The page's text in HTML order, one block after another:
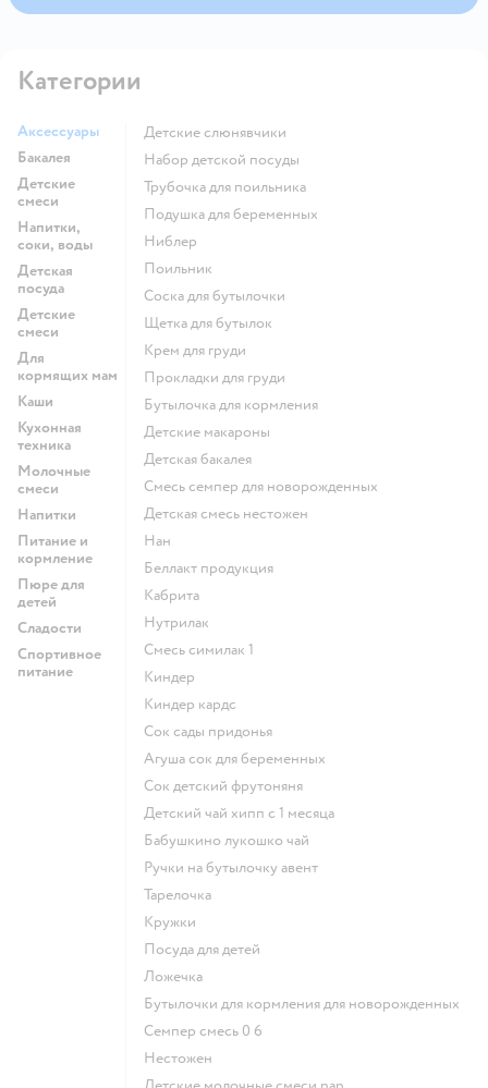
Категории
Аксессуары
Бакалея
Детские
смеси
Напитки,
соки, воды
Детская
посуда
Детские
смеси
Для
кормящих мам
Каши
Кухонная
техника
Молочные
смеси
Напитки
Питание и
кормление
Пюре для
детей
Сладости
Спортивное
питание
Детские слюнявчики
набор детской посуды
трубочка для поильника
подушка для беременных
ниблер
поильник
соска для бутылочки
щетка для бутылок
крем для груди
прокладки для груди
бутылочка для кормления
детские макароны
детская бакалея
смесь семпер для новорожденных
детская смесь нестожен
нан
беллакт продукция
кабрита
нутрилак
смесь симилак 1
киндер
киндер кардс
сок сады придонья
агуша сок для беременных
сок детский фрутоняня
детский чай хипп с 1 месяца
бабушкино лукошко чай
ручки на бутылочку авент
тарелочка
кружки
посуда для детей
ложечка
бутылочки для кормления для новорожденных
семпер смесь 0 6
нестожен